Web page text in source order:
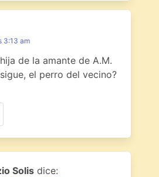
3:13 am
de la amante de A.M.
el perro del vecino?
Solis dice: